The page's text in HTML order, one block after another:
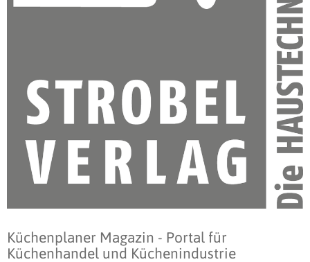
Küchenplaner Magazin - Portal für
Küchenhandel und Küchenindustrie